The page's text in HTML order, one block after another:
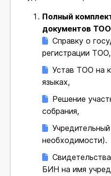
Полный
документов
Справку о
регистрации ТОО,
Устав ТОО на
языках,
Решение
собрания,
необходимости).
БИН на имя